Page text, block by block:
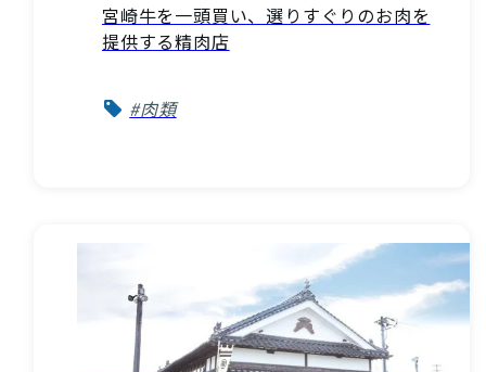
宮崎牛を一頭買い、選りすぐりのお肉を
提供する精肉店
#肉類